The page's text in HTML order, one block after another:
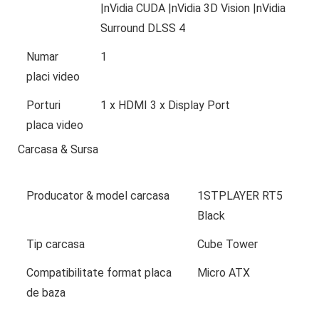
|nVidia CUDA |nVidia 3D Vision |nVidia
Surround DLSS 4
Numar
placi video
1
Porturi
placa video
1 x HDMI 3 x Display Port
Carcasa & Sursa
Producator & model carcasa
1STPLAYER RT5
Black
Tip carcasa Cube Tower
Compatibilitate format placa
de baza
Micro ATX